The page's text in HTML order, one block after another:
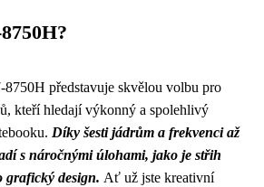
8750H představuje skvělou volbu pro
kteří hledají výkonný a spolehlivý
Díky šesti jádrům a frekvenci až
s náročnými úlohami, jako je střih
grafický design. Ať už jste kreativní